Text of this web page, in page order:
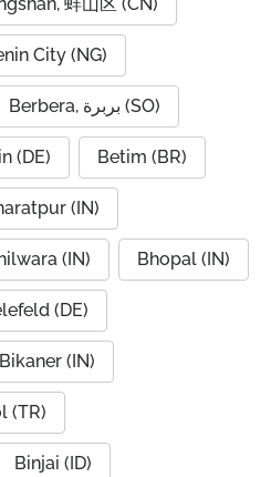
City (NG)
Berbera, بربرة (SO)
(DE) Betim (BR)
(IN)
(IN) Bhopal (IN)
(DE)
Bikaner (IN)
(TR)
Binjai (ID)